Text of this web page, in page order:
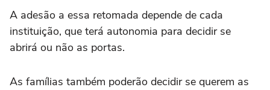
A adesão a essa retomada depende de cada
instituição, que terá autonomia para decidir se
abrirá ou não as portas.
As famílias também poderão decidir se querem as